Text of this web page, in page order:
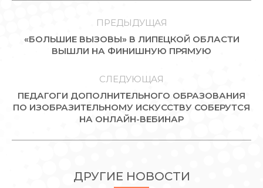
ЗАПИСЯМ
ПРЕДЫДУЩАЯ
Предыдущая
«БОЛЬШИЕ ВЫЗОВЫ» В ЛИПЕЦКОЙ ОБЛАСТИ
ВЫШЛИ НА ФИНИШНУЮ ПРЯМУЮ
СЛЕДУЮЩАЯ
Следующая
запись:
ПЕДАГОГИ ДОПОЛНИТЕЛЬНОГО ОБРАЗОВАНИЯ
ПО ИЗОБРАЗИТЕЛЬНОМУ ИСКУССТВУ СОБЕРУТСЯ
НА ОНЛАЙН-ВЕБИНАР
ДРУГИЕ НОВОСТИ